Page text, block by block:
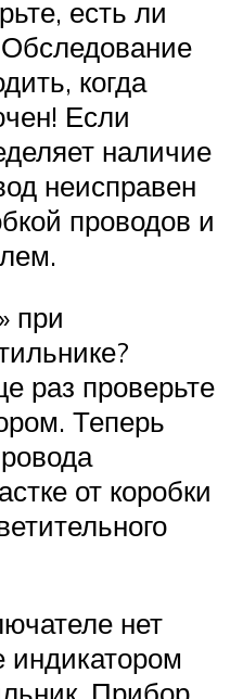
есть ли
когда
Если
наличие
неисправен
проводов и
при
раз проверьте
Теперь
от коробки
нет
индикатором